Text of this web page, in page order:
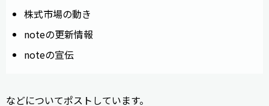
株式市場の動き
noteの更新情報
noteの宣伝
などについてポストしています。